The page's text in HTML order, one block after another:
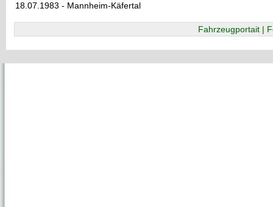
18.07.1983 - Mannheim-Käfertal
Fahrzeugportait |